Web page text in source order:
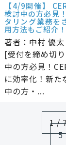
【4/9開催】
検討中の方必見
タリング業務を
用方法もご紹介！
著者：中村 優太
[受付を締め切
中の方必見！
に効率化！新た
中の方・...
1 /
5